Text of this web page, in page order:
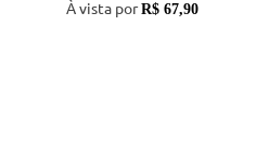
À vista porR$ 67,90